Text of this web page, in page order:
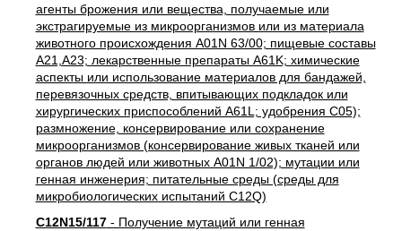
агенты брожения или вещества, получаемые или
экстрагируемые из микроорганизмов или из материала
животного происхождения A01N 63/00; пищевые составы
A21,A23; лекарственные препараты A61K; химические
аспекты или использование материалов для бандажей,
перевязочных средств, впитывающих подкладок или
хирургических приспособлений A61L; удобрения C05);
размножение, консервирование или сохранение
микроорганизмов (консервирование живых тканей или
органов людей или животных A01N 1/02); мутации или
генная инженерия; питательные среды (среды для
микробиологических испытаний C12Q)
C12N15/117- Получение мутаций или генная